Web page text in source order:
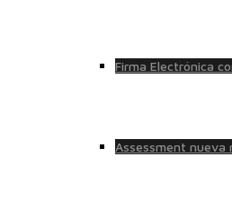
Firma Electrónica
Assessment nueva